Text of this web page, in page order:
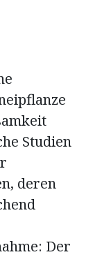
Studien
deren
Der